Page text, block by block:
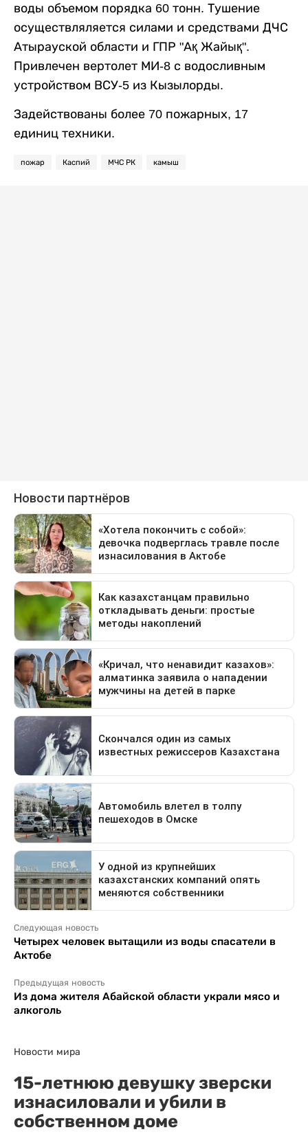
воды объемом порядка 60 тонн. Тушение
осуществляляется силами и средствами ДЧС
Атырауской области и ГПР "Ақ Жайық".
Привлечен вертолет МИ-8 с водосливным
устройством ВСУ-5 из Кызылорды.
Задействованы более 70 пожарных, 17
единиц техники.
пожар Каспий МЧС РК камыш
Следующая новость
Четырех человек вытащили из воды спасатели в
Актобе
Предыдущая новость
Из дома жителя Абайской области украли мясо и
алкоголь
Новости мира
15-летнюю девушку зверски
изнасиловали и убили в
собственном доме